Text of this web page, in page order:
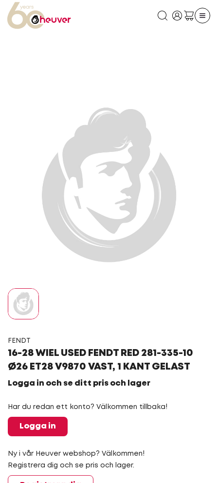
FENDT
16-28 WIEL USED FENDT RED 281-335-10
Ø26 ET28 V9870 VAST, 1 KANT GELAST
Logga in och se ditt pris och lager
Har du redan ett konto? Välkommen tillbaka!
Logga in
Ny i vår Heuver webshop? Välkommen!
Registrera dig och se pris och lager.